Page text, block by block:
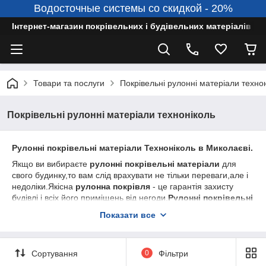
Водосточные системы со скидкой - 20%
Інтернет-магазин покрівельних і будівельних матеріалів
Товари та послуги Покрівельні рулонні матеріали
Покрівельні рулонні матеріали техноніколь
Рулонні покрівельні матеріали Техноніколь в Миколаєві.
Якщо ви вибираєте рулонні покрівельні матеріали для
свого будинку,то вам слід врахувати не тільки переваги,але і
недоліки.Якісна рулонна покрівля - це гарантія захисту
будівлі і всіх його приміщень від негоди. Рулонні покрівельні
, в яких застосовуються
матеріали в Миколаєві
встановлені прийнятні ціни,що
Показати все
Сортування 0 Фільтри